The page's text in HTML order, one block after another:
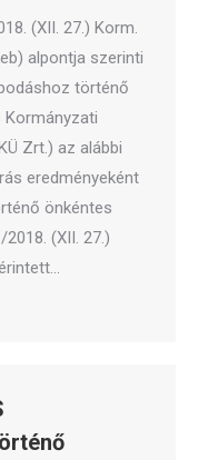
(XII. 27.) Korm.
alpontja szerinti
történő
Kormányzati
Zrt.) az alábbi
eredményeként
önkéntes
(XII. 27.)